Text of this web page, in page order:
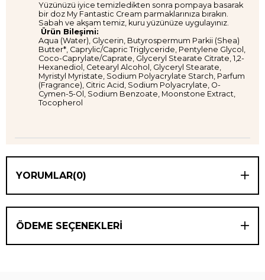
Yüzünüzü iyice temizledikten sonra pompaya basarak
bir doz My Fantastic Cream parmaklarınıza bırakın.
Sabah ve akşam temiz, kuru yüzünüze uygulayınız.
Ürün Bileşimi:
Aqua (Water), Glycerin, Butyrospermum Parkii (Shea)
Butter*, Caprylic/Capric Triglyceride, Pentylene Glycol,
Coco-Caprylate/Caprate, Glyceryl Stearate Citrate, 1,2-
Hexanediol, Cetearyl Alcohol, Glyceryl Stearate,
Myristyl Myristate, Sodium Polyacrylate Starch, Parfum
(Fragrance), Citric Acid, Sodium Polyacrylate, O-
Cymen-5-Ol, Sodium Benzoate, Moonstone Extract,
Tocopherol
YORUMLAR(0)
ÖDEME SEÇENEKLERI